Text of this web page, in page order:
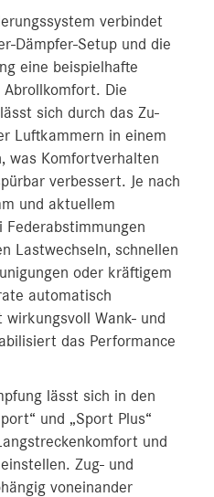
verbindet
Dämpfer-Setup und die
eine beispielhafte
Abrollkomfort. Die
sich durch das Zu-
Luftkammern in einem
was Komfortverhalten
verbessert. Je nach
und aktuellem
Federabstimmungen
Lastwechseln, schnellen
oder kräftigem
automatisch
Wank- und
das Performance
lässt sich in den
und „Sport Plus“
und
Zug- und
voneinander